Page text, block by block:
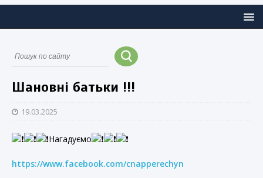
Шановні батьки !!!
19.03.2025
Нагадуємо
https://www.facebook.com/cnapperechyn